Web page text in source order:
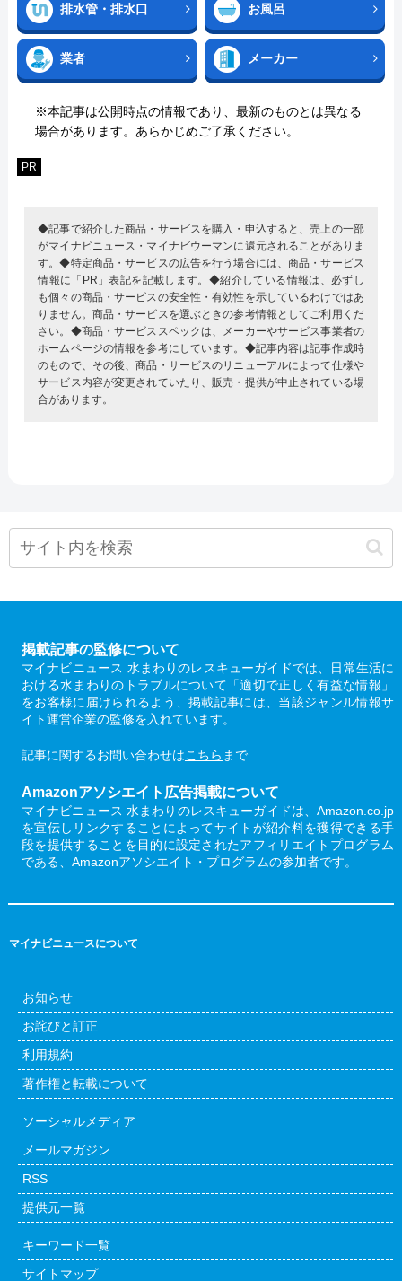
排水管・排水口 お風呂
業者 メーカー
※本記事は公開時点の情報であり、最新のものとは異なる
場合があります。あらかじめご了承ください。
PR
◆記事で紹介した商品・サービスを購入・申込すると、売上の一部
がマイナビニュース・マイナビウーマンに還元されることがありま
す。◆特定商品・サービスの広告を行う場合には、商品・サービス
情報に「PR」表記を記載します。◆紹介している情報は、必ずし
も個々の商品・サービスの安全性・有効性を示しているわけではあ
りません。商品・サービスを選ぶときの参考情報としてご利用くだ
さい。◆商品・サービススペックは、メーカーやサービス事業者の
ホームページの情報を参考にしています。◆記事内容は記事作成時
のもので、その後、商品・サービスのリニューアルによって仕様や
サービス内容が変更されていたり、販売・提供が中止されている場
合があります。
掲載記事の監修について
マイナビニュース 水まわりのレスキューガイドでは、日常生活に
おける水まわりのトラブルについて「適切で正しく有益な情報」
をお客様に届けられるよう、掲載記事には、当該ジャンル情報サ
イト運営企業の監修を入れています。
記事に関するお問い合わせはこちら まで
Amazonアソシエイト広告掲載について
マイナビニュース 水まわりのレスキューガイドは、Amazon.co.jp
を宣伝しリンクすることによってサイトが紹介料を獲得できる手
段を提供することを目的に設定されたアフィリエイトプログラム
である、Amazonアソシエイト・プログラムの参加者です。
マイナビニュースについて
お知らせ
お詫びと訂正
利用規約
著作権と転載について
ソーシャルメディア
メールマガジン
RSS
提供元一覧
キーワード一覧
サイトマップ